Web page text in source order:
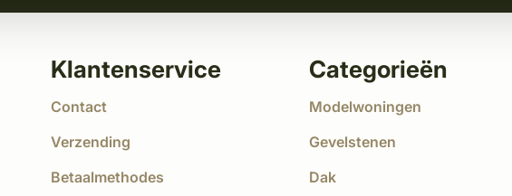
Klantenservice
Contact
Verzending
Betaalmethodes
Categorieën
Modelwoningen
Gevelstenen
Dak